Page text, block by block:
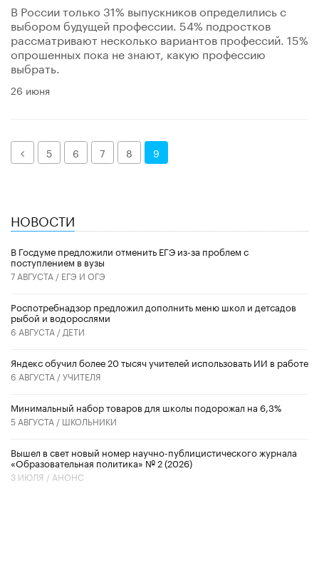
В России только 31% выпускников определились с
выбором будущей профессии. 54% подростков
рассматривают несколько вариантов профессий. 15%
опрошенных пока не знают, какую профессию
выбрать.
26 июня
Назад
5 6 7 8 9
НОВОСТИ
В Госдуме предложили отменить ЕГЭ из-за проблем с
поступлением в вузы
7 АВГУСТА / ЕГЭ И ОГЭ
Роспотребнадзор предложил дополнить меню школ и детсадов
рыбой и водорослями
6 АВГУСТА / ДЕТИ
​Яндекс обучил более 20 тысяч учителей использовать ИИ в работе
6 АВГУСТА /УЧИТЕЛЯ
Минимальный набор товаров для школы подорожал на 6,3%
5 АВГУСТА / ШКОЛЬНИКИ
Вышел в свет новый номер научно-публицистического журнала
«Образовательная политика» № 2 (2026)
3 ИЮЛЯ / АНОНС